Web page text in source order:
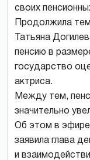
своих
Продолжила
Татьяна
пенсию в
государство
актриса.
Между тем,
значительно
Об этом в
заявила глава
и